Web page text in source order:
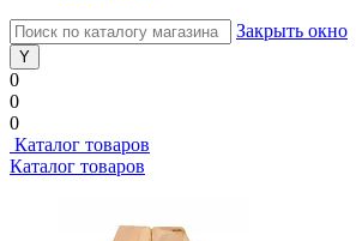
Закрыть окно
0
0
0
Каталог товаров
Каталог товаров